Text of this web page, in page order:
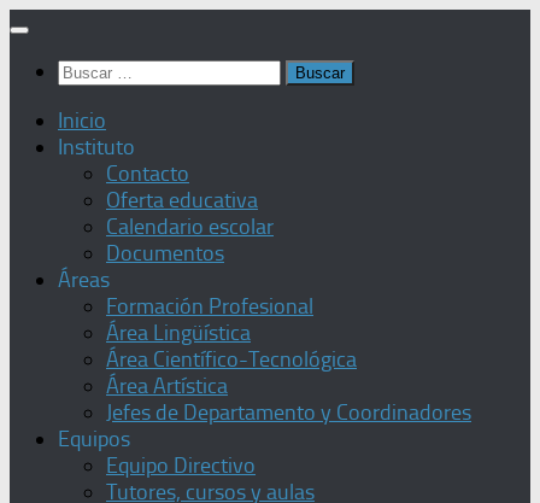
Saltar
contenido
Buscar:
Inicio
Instituto
Contacto
Oferta educativa
Calendario escolar
Documentos
Áreas
Formación Profesional
Área Lingüística
Área Científico-Tecnológica
Área Artística
Jefes de Departamento y Coordinadores
Equipos
Equipo Directivo
Tutores, cursos y aulas